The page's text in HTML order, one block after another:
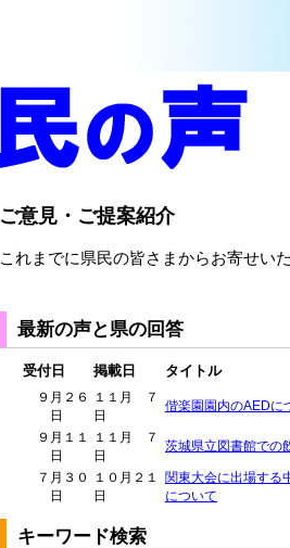
ご意見・ご提案紹介
これまでに県民の皆さまからお寄せい
最新の声と県の回答
受付日 掲載日 タイトル
９月２６
日
１１月 ７
日
偕楽園園内のAEDに
９月１１
日
１１月 ７
日
茨城県立図書館での
７月３０
日
１０月２１
日
関東大会に出場する
について
キーワード検索